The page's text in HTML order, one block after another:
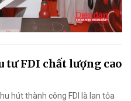
tư FDI chất lượng cao
hút thành công FDI là lan tỏa